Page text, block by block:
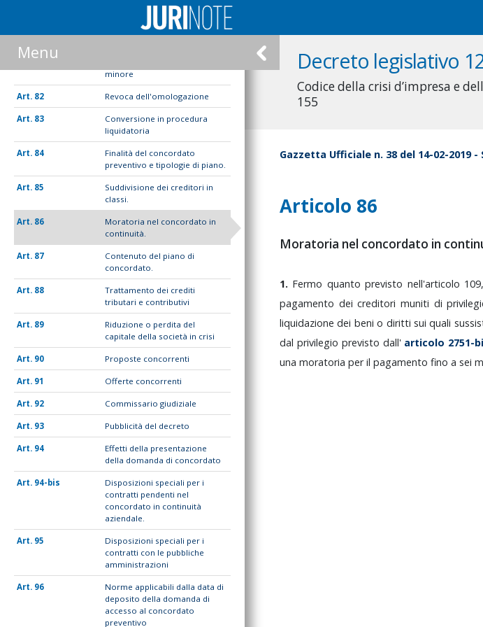
Decreto legislativo
Codice della crisi d’impresa e
155
Menu
Omologazione del concordato
minore
82 Revoca dell'omologazione
83
Conversione in procedura
liquidatoria
84
Finalità del concordato
preventivo e tipologie di piano.
85
Suddivisione dei creditori in
classi.
86
Moratoria nel concordato in
continuità.
87
Contenuto del piano di
concordato.
88
Trattamento dei crediti
tributari e contributivi
89
Riduzione o perdita del
capitale della società in crisi
90 Proposte concorrenti
91 Offerte concorrenti
92 Commissario giudiziale
93 Pubblicità del decreto
94
Effetti della presentazione
della domanda di concordato
94-bis
Disposizioni speciali per i
contratti pendenti nel
concordato in continuità
aziendale.
95
Disposizioni speciali per i
contratti con le pubbliche
amministrazioni
96
Norme applicabili dalla data di
deposito della domanda di
accesso al concordato
preventivo
Gazzetta Ufficiale n. 38 del 14-02-2019
Articolo 86
Moratoria nel concordato in
1. Fermo quantoprevisto nell'articolo
pagamento deicreditori muniti di
liquidazionedei benio dirittisuiquali
dal privilegio previsto dall' articolo 2751-
una moratoria peril pagamento fino a sei